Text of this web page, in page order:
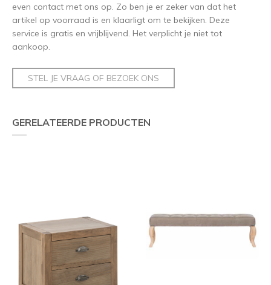
even contact met ons op. Zo ben je er zeker van dat het
artikel op voorraad is en klaarligt om te bekijken. Deze
service is gratis en vrijblijvend. Het verplicht je niet tot
aankoop.
STEL JE VRAAG OF BEZOEK ONS
GERELATEERDE PRODUCTEN